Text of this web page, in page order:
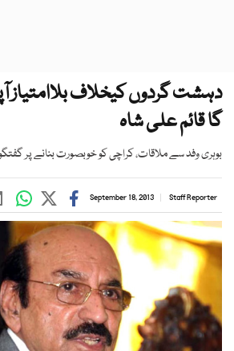
دہشت گردوں کیخلاف بلاامتیاز
گا قائم علی شاہ
بوہری وفد سے ملاقات، کراچی کو خوبصورت بنانے پر
Staff Reporter
September 18, 2013